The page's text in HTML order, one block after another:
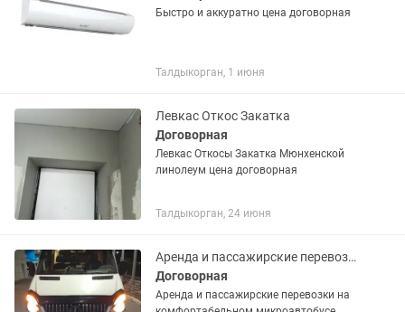
Быстро и аккуратно цена договорная
Талдыкорган, 1 июня
Левкас Откос Закатка
Договорная
Левкас Откосы Закатка Мюнхенской
линолеум цена договорная
Талдыкорган, 24 июня
Аренда и пассажирские перевозки на Мерседес Спринтере
Договорная
Аренда и пассажирские перевозки на